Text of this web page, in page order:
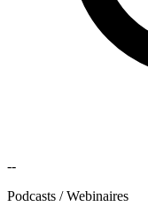
--
Podcasts / Webinaires